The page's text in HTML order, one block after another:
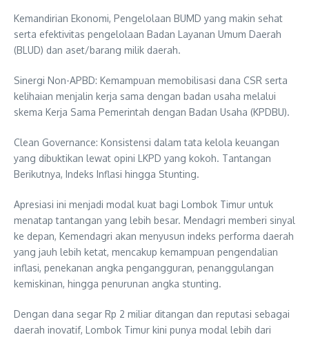
Kemandirian Ekonomi, Pengelolaan BUMD yang makin sehat
serta efektivitas pengelolaan Badan Layanan Umum Daerah
(BLUD) dan aset/barang milik daerah.
Sinergi Non-APBD: Kemampuan memobilisasi dana CSR serta
kelihaian menjalin kerja sama dengan badan usaha melalui
skema Kerja Sama Pemerintah dengan Badan Usaha (KPDBU).
Clean Governance: Konsistensi dalam tata kelola keuangan
yang dibuktikan lewat opini LKPD yang kokoh. Tantangan
Berikutnya, Indeks Inflasi hingga Stunting.
Apresiasi ini menjadi modal kuat bagi Lombok Timur untuk
menatap tantangan yang lebih besar. Mendagri memberi sinyal
ke depan, Kemendagri akan menyusun indeks performa daerah
yang jauh lebih ketat, mencakup kemampuan pengendalian
inflasi, penekanan angka pengangguran, penanggulangan
kemiskinan, hingga penurunan angka stunting.
Dengan dana segar Rp 2 miliar ditangan dan reputasi sebagai
daerah inovatif, Lombok Timur kini punya modal lebih dari